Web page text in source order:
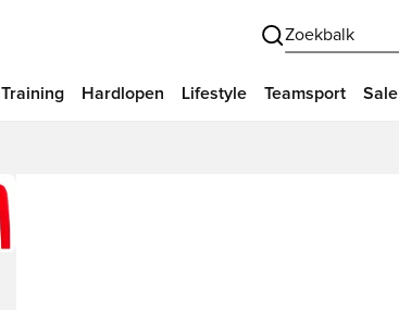
Zoekbalk
Training Hardlopen Lifestyle Teamsport Sale